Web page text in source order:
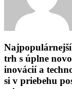
trh s úplne
inovácií a
si v priebehu